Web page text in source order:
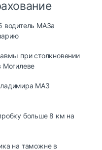
водитель МАЗа
при столкновении
Могилеве
МАЗ
больше 8 км на
на таможне в